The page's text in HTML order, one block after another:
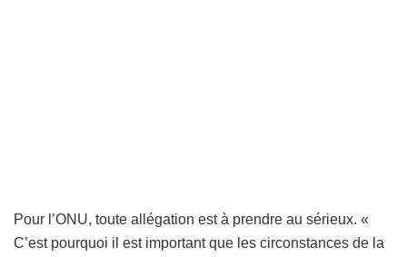
Pour l’ONU, toute allégation est à prendre au sérieux. «
C’est pourquoi il est important que les circonstances de la